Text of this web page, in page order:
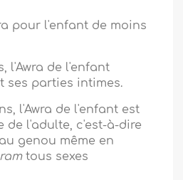
pour l'enfant de moins
l'Awra de l'enfant
ses parties intimes.
l'Awra de l'enfant est
de l'adulte, c'est-à-dire
genou même en
tous sexes